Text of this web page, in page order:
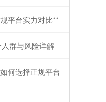
平台实力对比**
群与风险详解
何选择正规平台